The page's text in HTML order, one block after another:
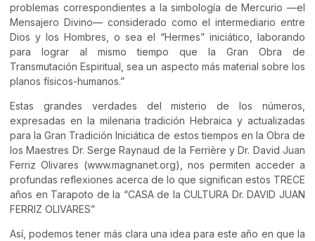
problemas correspondientes a la simbología de Mercurio —el
Mensajero Divino— considerado como el intermediario entre
Dios y los Hombres, o sea el “Hermes” iniciático, laborando
para lograr al mismo tiempo que la Gran Obra de
Transmutación Espiritual, sea un aspecto más material sobre los
planos físicos-humanos.”
Estas grandes verdades del misterio de los números,
expresadas en la milenaria tradición Hebraica y actualizadas
para la Gran Tradición Iniciática de estos tiempos en la Obra de
los Maestres Dr. Serge Raynaud de la Ferrière y Dr. David Juan
Ferriz Olivares (www.magnanet.org), nos permiten acceder a
profundas reflexiones acerca de lo que significan estos TRECE
años en Tarapoto de la “CASA de la CULTURA Dr. DAVID JUAN
FERRIZ OLIVARES”
Así, podemos tener más clara una idea para este año en que la